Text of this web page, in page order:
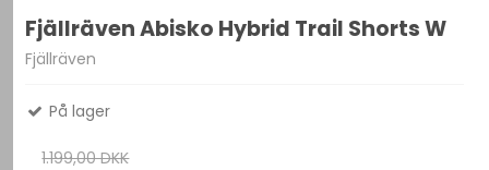
Fjällräven Abisko Hybrid Trail Shorts W
Fjällräven
På lager
1.199,00 DKK